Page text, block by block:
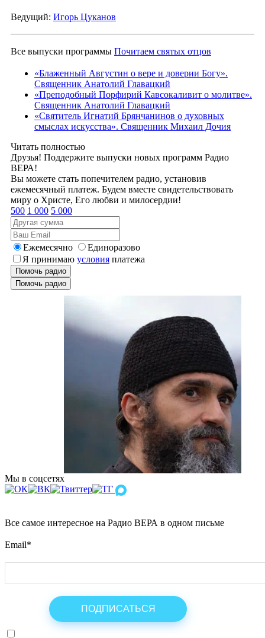
Ведущий: Игорь Цуканов
Все выпуски программы Почитаем святых отцов
«Блаженный Августин о вере и доверии Богу».
Священник Анатолий Главацкий
«Преподобный Порфирий Кавсокаливит о молитве».
Священник Анатолий Главацкий
«Святитель Игнатий Брянчанинов о духовных
смыслах искусства». Священник Михаил Дочия
Читать полностью
Друзья! Поддержите выпуски новых программ Радио
ВЕРА!
Вы можете стать попечителем радио, установив
ежемесячный платеж. Будем вместе свидетельствовать
миру о Христе, Его любви и милосердии!
500 1 000 5 000
Ежемесячно
Единоразово
Я принимаю условия платежа
Помочь радио
Помочь радио
Мы в соцсетях
Все самое интересное на Радио ВЕРА в одном письме
Email*